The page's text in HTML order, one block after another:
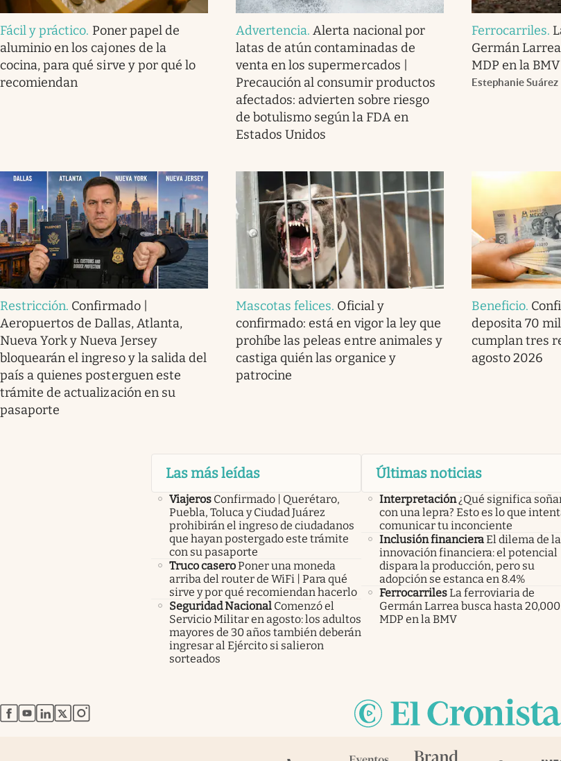
Fácil y práctico. Poner papel de
aluminio en los cajones de la
cocina, para qué sirve y por qué lo
recomiendan
Advertencia.Alerta nacional por
latas de atún contaminadas de
venta en los supermercados |
Precaución al consumir productos
afectados: advierten sobre riesgo
de botulismo según la FDA en
Estados Unidos
Ferrocarriles.
Germán
MDP en la BMV
Estephanie Suárez
Restricción. Confirmado |
Aeropuertos de Dallas, Atlanta,
Nueva York y Nueva Jersey
bloquearán el ingreso y la salida del
país a quienes posterguen este
trámite de actualización en su
pasaporte
Mascotas felices. Oficial y
confirmado: está en vigor la ley que
prohíbe las peleas entre animales y
castiga quién las organice y
patrocine
Beneficio.
deposita 70
cumplan tres
agosto 2026
Las más leídas
Viajeros Confirmado | Querétaro,
Puebla, Toluca y Ciudad Juárez
prohibirán el ingreso de ciudadanos
que hayan postergado este trámite
con su pasaporte
Truco caseroPoner una moneda
arriba del router de WiFi | Para qué
sirve y por qué recomiendan hacerlo
Seguridad Nacional Comenzó el
Servicio Militar en agosto: los adultos
mayores de 30 años también deberán
ingresar al Ejército si salieron
sorteados
Últimas noticias
Interpretación ¿Qué significa
con una lepra? Esto es lo que
comunicar tu inconciente
Inclusión financieraEl dilema de la
innovación financiera: el potencial
dispara la producción, pero su
adopción se estanca en 8.4%
FerrocarrilesLa ferroviaria de
Germán Larrea busca hasta 20,000
MDP en la BMV
abre en nueva pestaña
abre en nueva pestaña
abre en nueva pestaña
abre en nueva pestaña
abre en nueva pestaña